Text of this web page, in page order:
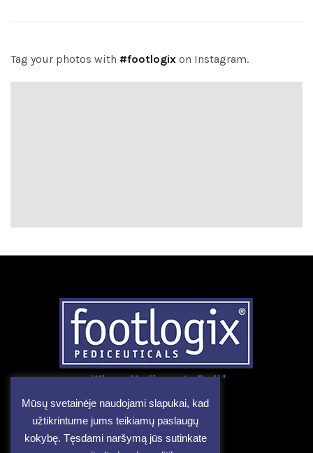
Tag your photos with #footlogix on Instagram.
Mūsų svetainėje naudojami slapukai, kad
užtikrintume jums teikiamų paslaugų
kokybę. Tęsdami naršymą jūs sutinkate